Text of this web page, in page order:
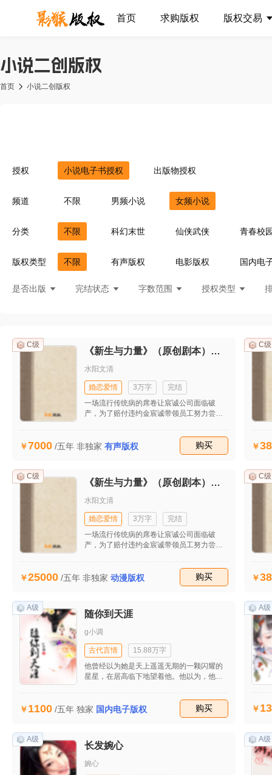
首页 求购版权 版权交易
小说二创版权
首页 小说二创版权
授权 小说电子书授权 出版物授权
频道 不限 男频小说 女频小说
分类 不限 科幻末世 仙侠武侠
青春校
灵异惊悚
耽美百合 青梅竹马
菁
灵异言情
悬疑灵异 现言刑侦 都
版权类型 不限 有声版权 电影版权 国内电
是否出版 完结状态 字数范围 授权类型
C级
《新生与力量》（原创剧本）（首发）
水阳文清
婚恋爱情 3万字
完结
一场流行传统病的席卷让宸诚公司面临破
产，为了赔付违约金宸诚带领员工努力尝试
到自流行病发生后的第一个大单子，让公司
起死回生。妻子田雯发现他的婚外情后坚决
患病并没有打垮她，也逐渐揭开她的原生家
庭关系，同时也收获了美好的爱情。
7000 /五年 非独家 有声版权 购买
C级
C级
《新生与力量》（原创剧本）（首发）
水阳文清
婚恋爱情 3万字
完结
一场流行传统病的席卷让宸诚公司面临破
产，为了赔付违约金宸诚带领员工努力尝试
到自流行病发生后的第一个大单子，让公司
起死回生。妻子田雯发现他的婚外情后坚决
患病并没有打垮她，也逐渐揭开她的原生家
庭关系，同时也收获了美好的爱情。
25000 /五年 非独家 动漫版权 购买
C级
A级
随你到天涯
g小调
古代言情
15.88万字
他曾经以为她是天上遥遥无期的一颗闪耀的
星星，在居高临下地望着他。他以为，他永
1100 /五年 独家 国内电子版权 购买
A级
A级
长发婉心
婉心
A级